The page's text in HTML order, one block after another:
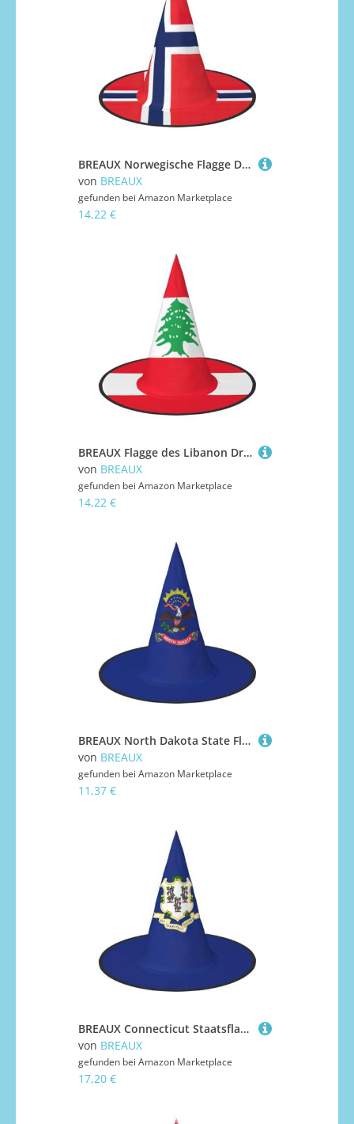
BREAUX Norwegische Flagge Druck Halloween Hexe und Zauberer Hut Hexenkostüm für Themendekoration Halloween Party
von BREAUX
gefunden bei Amazon Marketplace
14,22 €
BREAUX Flagge des Libanon Druck Halloween Hexe und Zauberer Hut Hexenkostüm für Themendekoration Halloween Party
von BREAUX
gefunden bei Amazon Marketplace
14,22 €
BREAUX North Dakota State Flag Print Halloween Hexe und Zauberer Hut Hexenkostüm für Themendekoration Halloween Party
von BREAUX
gefunden bei Amazon Marketplace
11,37 €
BREAUX Connecticut Staatsflagge Druck Halloween Hexe und Zauberer Hut Hexenkostüm für Themendekoration Halloween Party
von BREAUX
gefunden bei Amazon Marketplace
17,20 €